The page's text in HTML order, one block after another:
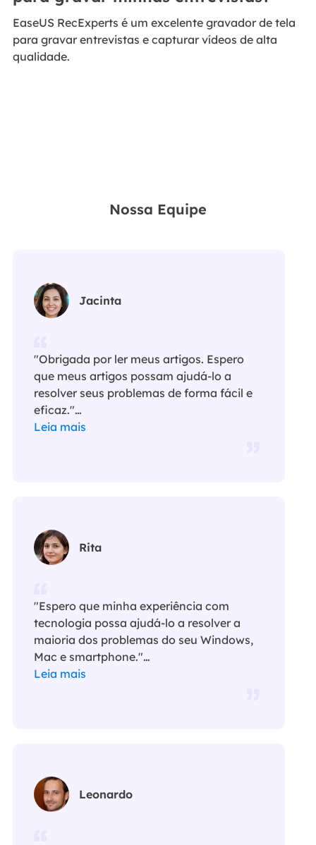
EaseUS RecExperts é um excelente gravador de tela
para gravar entrevistas e capturar vídeos de alta
qualidade.
Nossa Equipe
Jacinta
"Obrigada por ler meus artigos. Espero
que meus artigos possam ajudá-lo a
resolver seus problemas de forma fácil e
eficaz."…
Leia mais
Rita
"Espero que minha experiência com
tecnologia possa ajudá-lo a resolver a
maioria dos problemas do seu Windows,
Mac e smartphone."…
Leia mais
Leonardo